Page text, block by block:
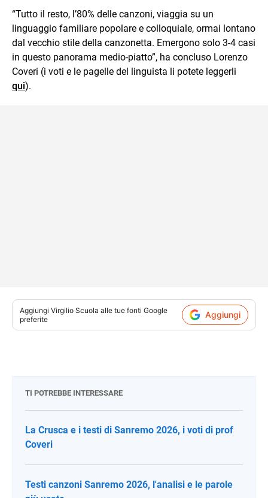
“Tutto il resto, l’80% delle canzoni, viaggia su un
linguaggio familiare popolare e colloquiale, ormai lontano
dal vecchio stile della canzonetta. Emergono solo 3-4 casi
in questo panorama medio-piatto”, ha concluso Lorenzo
Coveri (i voti e le pagelle del linguista li potete leggerli
qui).
Aggiungi Virgilio Scuola alle tue fonti Google
preferite
Aggiungi
TI POTREBBE INTERESSARE
La Crusca e i testi di Sanremo 2026, i voti di prof
Coveri
Testi canzoni Sanremo 2026, l'analisi e le parole